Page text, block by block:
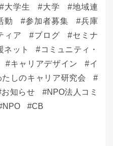
大学生 大学
地域連
動 参加者募集
兵庫
ィア ブログ
セミナ
ネット
コミュニティ・
キャリアデザイン
イ
たしのキャリア研究会
お知らせ
NPO法人コミ
NPO CB